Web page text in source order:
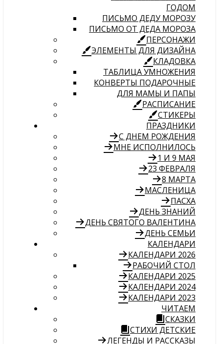
ГОДОМ
ПИСЬМО ДЕДУ МОРОЗУ
ПИСЬМО ОТ ДЕДА МОРОЗА
ПЕРСОНАЖИ
ЭЛЕМЕНТЫ ДЛЯ ДИЗАЙНА
КЛАДОВКА
ТАБЛИЦА УМНОЖЕНИЯ
КОНВЕРТЫ ПОДАРОЧНЫЕ
ДЛЯ МАМЫ И ПАПЫ
РАСПИСАНИЕ
СТИКЕРЫ
ПРАЗДНИКИ
С ДНЕМ РОЖДЕНИЯ
МНЕ ИСПОЛНИЛОСЬ
1 И 9 МАЯ
23 ФЕВРАЛЯ
8 МАРТА
МАСЛЕНИЦА
ПАСХА
ДЕНЬ ЗНАНИЙ
ДЕНЬ СВЯТОГО ВАЛЕНТИНА
ДЕНЬ СЕМЬИ
КАЛЕНДАРИ
КАЛЕНДАРИ 2026
РАБОЧИЙ СТОЛ
КАЛЕНДАРИ 2025
КАЛЕНДАРИ 2024
КАЛЕНДАРИ 2023
ЧИТАЕМ
СКАЗКИ
СТИХИ ДЕТСКИЕ
ЛЕГЕНДЫ И РАССКАЗЫ